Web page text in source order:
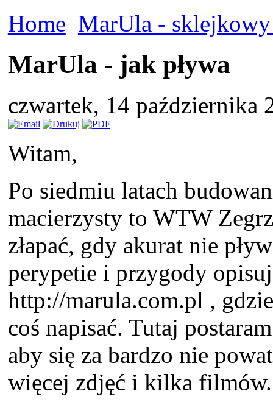
Home MarUla -
MarUla - jak pływa
czwartek, 14 października
Witam,
Po siedmiu latach
macierzysty to WTW
złapać, gdy akurat nie
perypetie i przygody
http://marula.com.pl ,
coś napisać. Tutaj
aby się za bardzo nie
więcej zdjęć i kilka filmów.